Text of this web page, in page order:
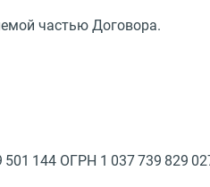
частью Договора.
144 ОГРН 1 037 739 829